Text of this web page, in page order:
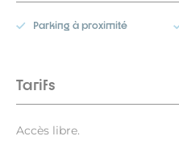
Parking à proximité
Tarifs
Accès libre.